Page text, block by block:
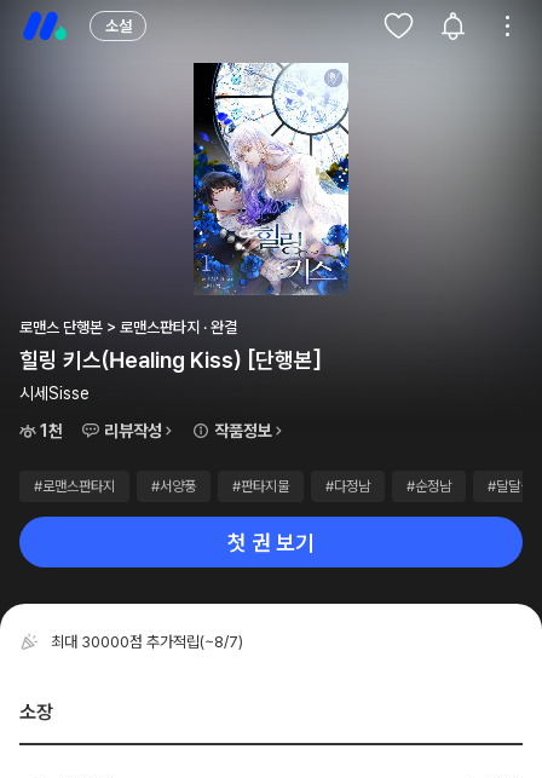
소설
로맨스 단행본 > 로맨스판타지 · 완결
힐링 키스(Healing Kiss) [단행본]
시세Sisse
1천
리뷰작성 작품정보
#로맨스판타지 #서양풍 #판타지물 #다정남 #순정남 #달달물
첫 권 보기
최대 30000점 추가적립(~8/7)
소장